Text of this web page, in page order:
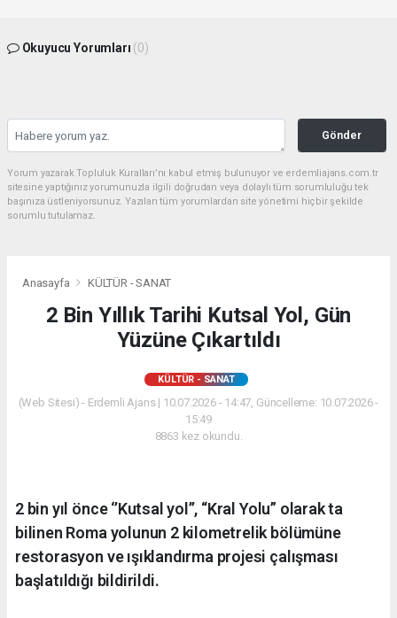
Okuyucu Yorumları (0)
Gönder
Yorum yazarak Topluluk Kuralları’nı kabul etmiş bulunuyor ve erdemliajans.com.tr
sitesine yaptığınız yorumunuzla ilgili doğrudan veya dolaylı tüm sorumluluğu tek
başınıza üstleniyorsunuz. Yazılan tüm yorumlardan site yönetimi hiçbir şekilde
sorumlu tutulamaz.
Anasayfa KÜLTÜR - SANAT
2 Bin Yıllık Tarihi Kutsal Yol, Gün
Yüzüne Çıkartıldı
KÜLTÜR - SANAT
(Web Sitesi) - Erdemli Ajans | 10.07.2026 - 14:47, Güncelleme: 10.07.2026 -
15:49
8863 kez okundu.
2 bin yıl önce ‘’Kutsal yol’’, “Kral Yolu” olarak ta
bilinen Roma yolunun 2 kilometrelik bölümüne
restorasyon ve ışıklandırma projesi çalışması
başlatıldığı bildirildi.